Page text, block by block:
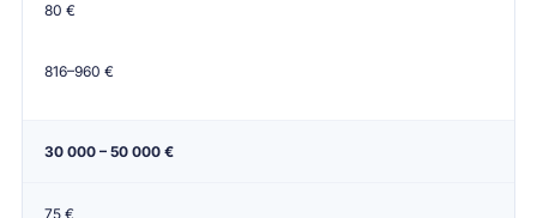
80 €
816–960 €
30 000 – 50 000 €
75 €